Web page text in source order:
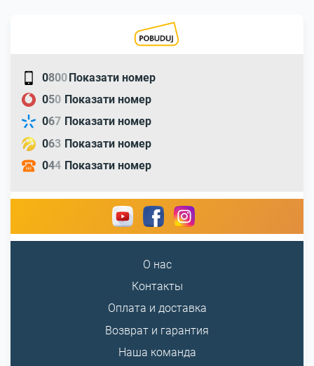
0800Показати номер
050 Показати номер
067 Показати номер
063 Показати номер
044 Показати номер
О нас
Контакты
Оплата и доставка
Возврат и гарантия
Наша команда